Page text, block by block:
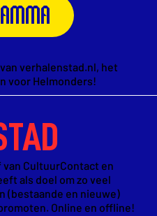
verhalenstad.nl, het
voor Helmonders!
CultuurContact en
als doel om zo veel
(bestaande en nieuwe)
Online en offline!